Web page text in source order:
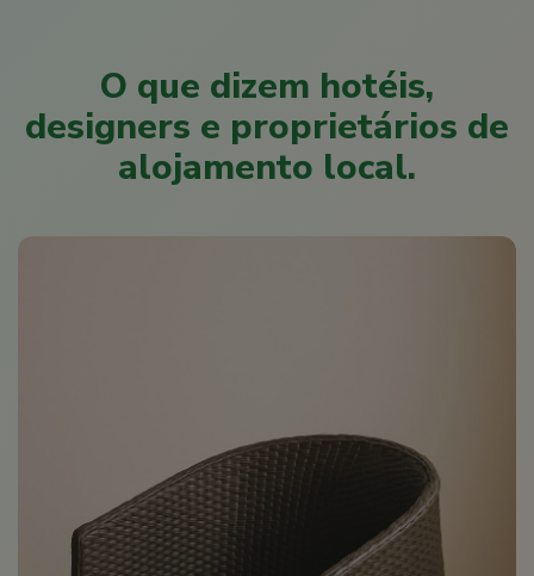
O que dizem hotéis,
designers e proprietários de
alojamento local.